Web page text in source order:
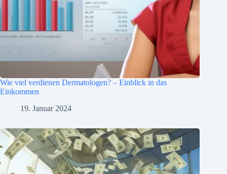
Wie viel verdienen Dermatologen? – Einblick in das
Einkommen
19. Januar 2024